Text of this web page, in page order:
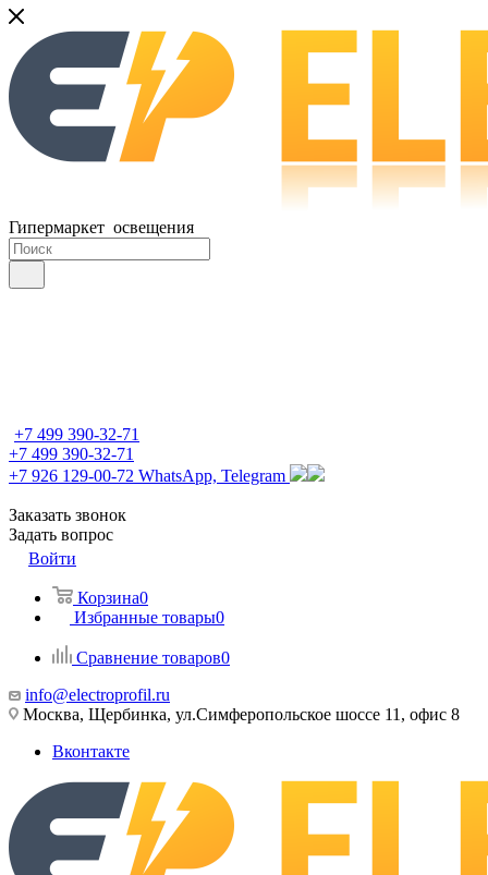
Гипермаркет освещения
+7 499 390-32-71
+7 499 390-32-71
+7 926 129-00-72 WhatsApp, Telegram
Заказать звонок
Задать вопрос
Войти
Корзина0
Избранные товары0
Сравнение товаров0
info@electroprofil.ru
Москва, Щербинка, ул.Симферопольское шоссе 11, офис 8
Вконтакте